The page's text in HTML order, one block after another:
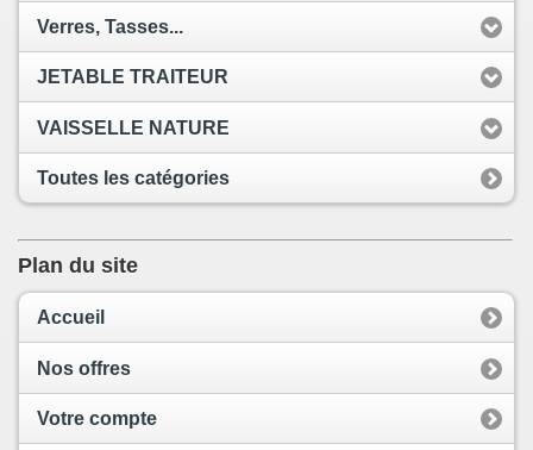
Verres, Tasses...
JETABLE TRAITEUR
VAISSELLE NATURE
Toutes les catégories
Plan du site
Accueil
Nos offres
Votre compte